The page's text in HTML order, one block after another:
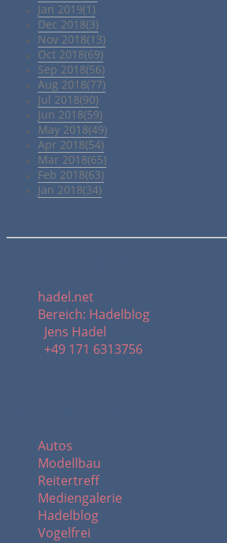
Jan 2019(1)
Dec 2018(3)
Nov 2018(13)
Oct 2018(69)
Sep 2018(56)
Aug 2018(77)
Jul 2018(90)
Jun 2018(59)
May 2018(49)
Apr 2018(54)
Mar 2018(65)
Feb 2018(63)
Jan 2018(34)
hadel.net
Bereich: Hadelblog
Jens Hadel
+49 171 6313756
Autos
Modellbau
Reitertreff
Mediengalerie
Hadelblog
Vogelfrei